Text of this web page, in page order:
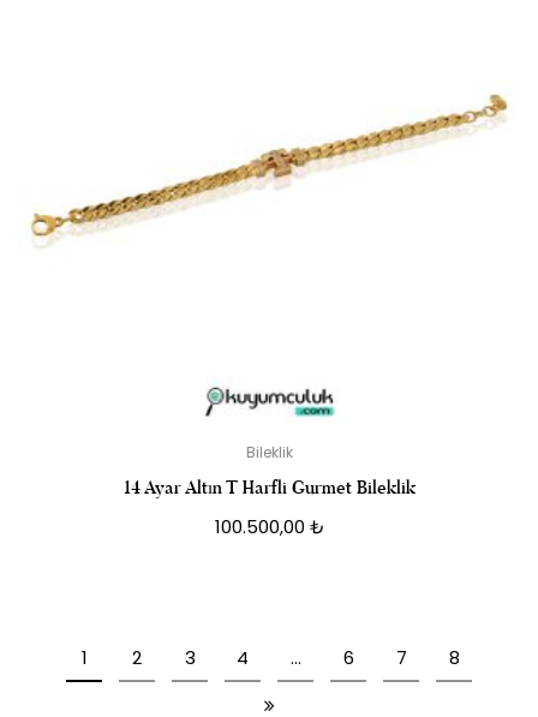
Bileklik
14 Ayar Altın T Harfli Gurmet Bileklik
100.500,00 ₺
1 2 3 4 … 6 7 8